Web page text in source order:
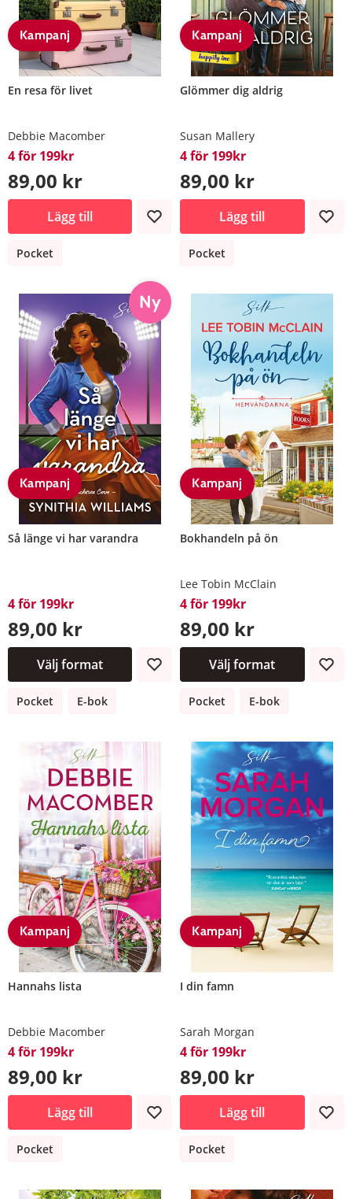
Kampanj
En resa för livet
Debbie Macomber
4 för 199kr
89,00 kr
Lägg till
Pocket
Kampanj
Glömmer dig aldrig
Susan Mallery
4 för 199kr
89,00 kr
Lägg till
Pocket
Ny
Kampanj
Så länge vi har varandra
4 för 199kr
89,00 kr
Välj format
Pocket E-bok
Kampanj
Bokhandeln på ön
Lee Tobin McClain
4 för 199kr
89,00 kr
Välj format
Pocket E-bok
Kampanj
Hannahs lista
Debbie Macomber
4 för 199kr
89,00 kr
Lägg till
Pocket
Kampanj
I din famn
Sarah Morgan
4 för 199kr
89,00 kr
Lägg till
Pocket